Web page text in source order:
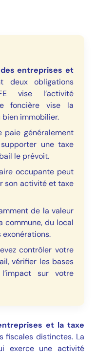
entreprises et
deux obligations
vise l’activité
foncière vise la
bien immobilier.
paie généralement
une taxe
le prévoit.
occupante peut
son activité et taxe
de la valeur
commune, du local
contrôler votre
vérifier les bases
sur votre
et la taxe
fiscales distinctes. La
exerce une activité